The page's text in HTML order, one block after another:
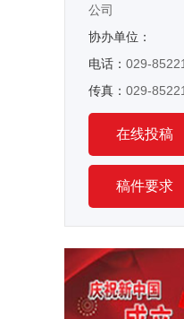
公司
协办单位：
电话： 029-
传真： 029-
在线投稿
稿件要求